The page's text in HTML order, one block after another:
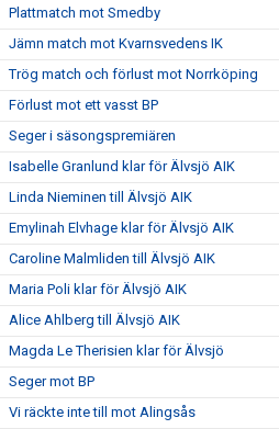
Plattmatch mot Smedby
Jämn match mot Kvarnsvedens IK
Trög match och förlust mot Norrköping
Förlust mot ett vasst BP
Seger i säsongspremiären
Isabelle Granlund klar för Älvsjö AIK
Linda Nieminen till Älvsjö AIK
Emylinah Elvhage klar för Älvsjö AIK
Caroline Malmliden till Älvsjö AIK
Maria Poli klar för Älvsjö AIK
Alice Ahlberg till Älvsjö AIK
Magda Le Therisien klar för Älvsjö
Seger mot BP
Vi räckte inte till mot Alingsås